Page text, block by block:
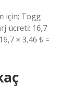
için; Togg
ücreti: 16,7
× 3,46 ₺ =